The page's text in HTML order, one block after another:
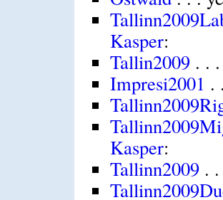
Kasper:
Tallin2009. . .
Impresi2001 .
Kasper:
Tallinn2009. .